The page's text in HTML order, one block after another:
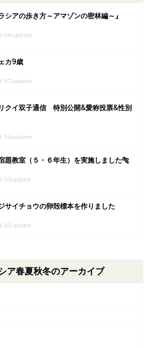
シアの歩き方～アマゾンの密林編～』
カ9歳
クイ双子通信 特別公開&愛称投票&性別
題教室（５・６年生）を実施しました🐅
サイチョウの卵殻標本を作りました
ア春夏秋冬のアーカイブ